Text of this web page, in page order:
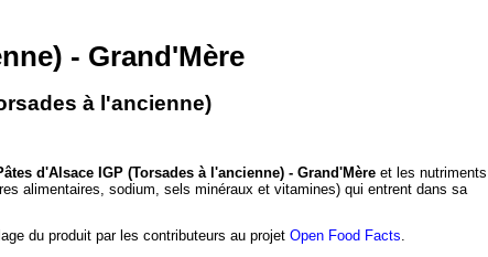
- Grand'Mère
à l'ancienne)
d'Alsace IGP (Torsades à l'ancienne) - Grand'Mère et les nutriments
alimentaires, sodium, sels minéraux et vitamines) qui entrent dans sa
du produit par les contributeurs au projet Open Food Facts.